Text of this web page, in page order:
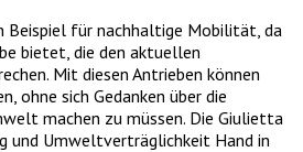
Beispiel für nachhaltige Mobilität, da
bietet, die den aktuellen
Mit diesen Antrieben können
ohne sich Gedanken über die
machen zu müssen. Die Giulietta
und Umweltverträglichkeit Hand in